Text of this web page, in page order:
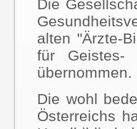
Die
alten "Ärzte-
für Geistes-
übernommen.
Die wohl
Österreichs